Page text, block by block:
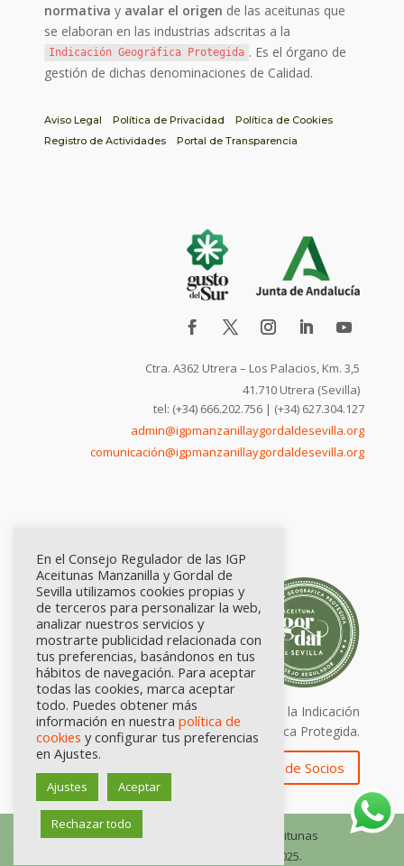
normativa y avalar el origen de las aceitunas que
se elaboran en las industrias adscritas a la
Indicación Geográfica Protegida . Es el órgano de
gestión de dichas denominaciones de Calidad.
Aviso Legal Política de Privacidad
Política de Cookies
Registro de Actividades
Portal de Transparencia
Ctra. A362 Utrera – Los Palacios, Km. 3,5
41.710 Utrera (Sevilla)
tel: (+34) 666.202.756 | (+34) 627.304.127
admin@igpmanzanillaygordaldesevilla.org
comunicación@igpmanzanillaygordaldesevilla.org
Calidad certificada por Origen. Sellos de la Indicación
Geográfica Protegida.
Zona de Socios
© Consejo Regulador de las IGP Aceitunas
Manzanilla y Gordal de Sevilla, 2025.
En el Consejo Regulador de las IGP
Aceitunas Manzanilla y Gordal de
Sevilla utilizamos cookies propias y
de terceros para personalizar la web,
analizar nuestros servicios y
mostrarte publicidad relacionada con
tus preferencias, basándonos en tus
hábitos de navegación. Para aceptar
todas las cookies, marca aceptar
todo. Puedes obtener más
información en nuestra política de
cookies y configurar tus preferencias
en Ajustes.
Ajustes Aceptar
Rechazar todo